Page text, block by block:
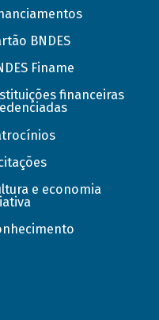
BNDES
Finame
financeiras
e economia